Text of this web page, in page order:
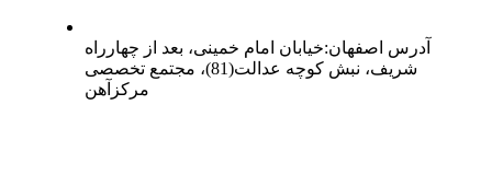
آدرس اصفهان:خیابان امام خمینی، بعد از چهارراه
شریف، نبش کوچه عدالت(81)، مجتمع تخصصی
مرکزآهن